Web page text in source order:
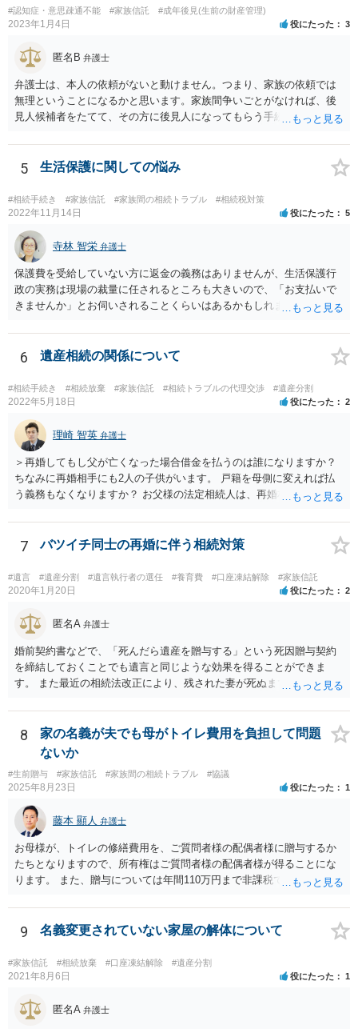
#認知症・意思疎通不能 #家族信託 #成年後見(生前の財産管理)
2023年1月4日 役にたった 3
匿名B 弁護士
弁護士は、本人の依頼がないと動けません。つまり、家族の依頼では
無理ということになるかと思います。家族間争いごとがなければ、後
見人候補者をたてて、その方に後見人になってもらう手続をすすめた
5 生活保護に関しての悩み
#相続手続き #家族信託 #家族間の相続トラブル #相続税対策
2022年11月14日 役にたった 5
寺林 智栄 弁護士
保護費を受給していない方に返金の義務はありませんが、生活保護行
政の実務は現場の裁量に任されるところも大きいので、「お支払いで
きませんか」とお伺いされることくらいはあるかもしれません。 通報
考えてご判断いただくのが良いと思います。
6 遺産相続の関係について
#相続手続き #相続放棄 #家族信託 #相続トラブルの代理交渉 #遺産分割
2022年5月18日 役にたった 2
理崎 智英 弁護士
＞再婚してもし父が亡くなった場合借金を払うのは誰になりますか？
ちなみに再婚相手にも2人の子供がいます。 戸籍を母側に変えれば払
う義務もなくなりますか？ お父様の法定相続人は、再婚相手とご相談
戸籍がどこにあるのかは関係ありません。 ただし、お父様が亡くなっ
たことを知ってから３か月以内に家庭裁判所にて「相続放棄」の手続
7 バツイチ同士の再婚に伴う相続対策
#遺言 #遺産分割 #遺言執行者の選任 #養育費 #口座凍結解除 #家族信託
2020年1月20日 役にたった 2
匿名A 弁護士
婚前契約書などで、「死んだら遺産を贈与する」という死因贈与契約
を締結しておくことでも遺言と同じような効果を得ることができま
す。 また最近の相続法改正により、残された妻が死ぬまで家に住み続
で、その制度を活用する方法も考えられます。 もし契約書の作成まで
視野に入れておられる場合は、お近くの弁護士、できれば相続に強い
弁護士にご相談なさるとよいでしょう。
8
家の名義が夫でも母がトイレ費用を負担して問題
ないか
#生前贈与 #家族信託 #家族間の相続トラブル #協議
2025年8月23日 役にたった 1
藤本 顯人 弁護士
お母様が、トイレの修繕費用を、ご質問者様の配偶者様に贈与するか
たちとなりますので、所有権はご質問者様の配偶者様が得ることにな
ります。 また、贈与については年間110万円まで非課税であり、トイ
9 名義変更されていない家屋の解体について
#家族信託 #相続放棄 #口座凍結解除 #遺産分割
2021年8月6日 役にたった 1
匿名A 弁護士